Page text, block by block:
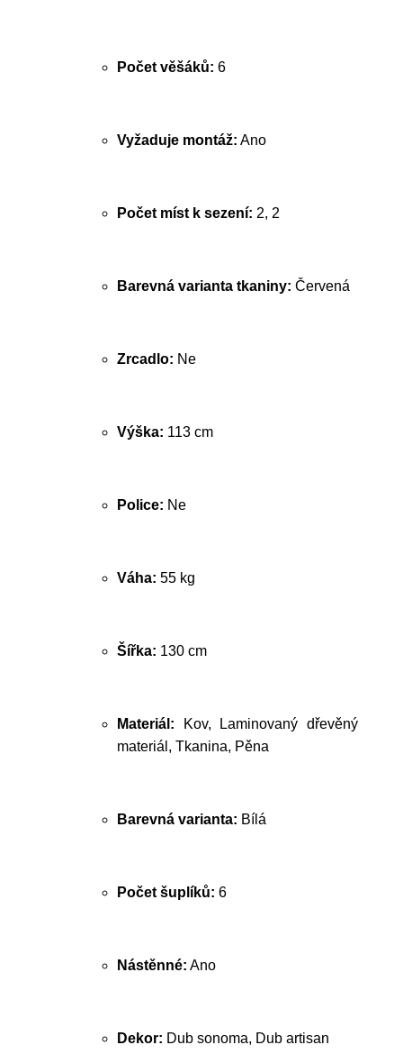
Počet věšáků: 6
Vyžaduje montáž: Ano
Počet míst k sezení: 2, 2
Barevná varianta tkaniny: Červená
Zrcadlo: Ne
Výška: 113 cm
Police: Ne
Váha: 55 kg
Šířka: 130 cm
Materiál: Kov, Laminovaný dřevěný
materiál, Tkanina, Pěna
Barevná varianta: Bílá
Počet šuplíků: 6
Nástěnné: Ano
Dekor: Dub sonoma, Dub artisan